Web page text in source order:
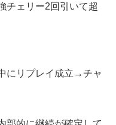
チェリー2回引いて超
にリプレイ成立→チャ